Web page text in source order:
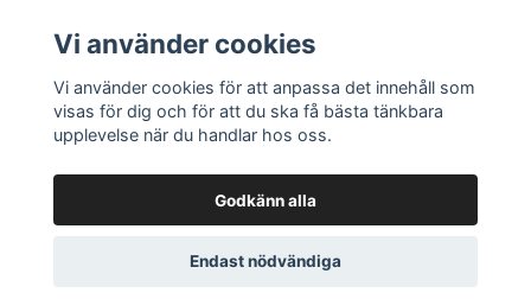
Anmäl dig till vårt nyhetsbrev
Prenumerera
Vi använder cookies
Vi använder cookies för att anpassa det innehåll som
visas för dig och för att du ska få bästa tänkbara
upplevelse när du handlar hos oss.
Godkänn alla
Endast nödvändiga